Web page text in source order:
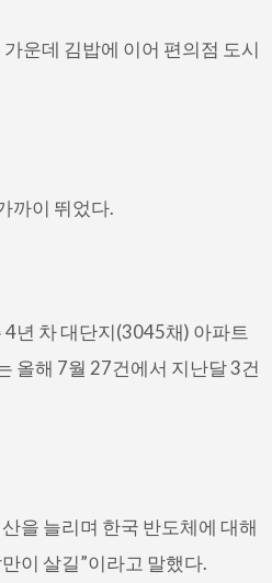
운데 김밥에 이어 편의점 도시
까이 뛰었다.
년 차 대단지(3045채) 아파트
올해 7월 27건에서 지난달 3건
을 늘리며 한국 반도체에 대해
이 살길”이라고 말했다.